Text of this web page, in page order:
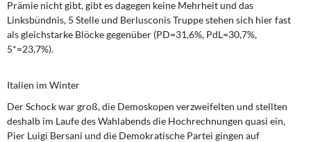
Rosa-Luxemburg-Stiftung
Kontakt
Prämie nicht gibt, gibt es dagegen keine Mehrheit und das
Linksbündnis, 5 Stelle und Berlusconis Truppe stehen sich hier fast
als gleichstarke Blöcke gegenüber (PD=31,6%, PdL=30,7%,
5*=23,7%).
Italien im Winter
Der Schock war groß, die Demoskopen verzweifelten und stellten
deshalb im Laufe des Wahlabends die Hochrechnungen quasi ein,
Pier Luigi Bersani und die Demokratische Partei gingen auf